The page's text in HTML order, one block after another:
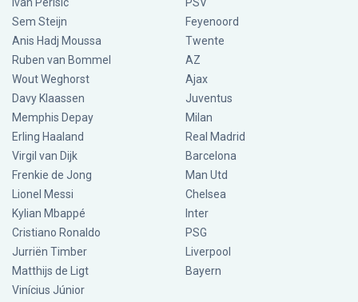
Sem Steijn
Anis Hadj Moussa
Ruben van Bommel
Wout Weghorst
Davy Klaassen
Memphis Depay
Erling Haaland
Virgil van Dijk
Frenkie de Jong
Lionel Messi
Kylian Mbappé
Cristiano Ronaldo
Jurriën Timber
Matthijs de Ligt
Vinícius Júnior
Feyenoord
Twente
AZ
Ajax
Juventus
Milan
Real Madrid
Barcelona
Man Utd
Chelsea
Inter
PSG
Liverpool
Bayern